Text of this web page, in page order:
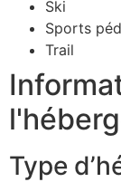
Ski
Sports
Trail
Type